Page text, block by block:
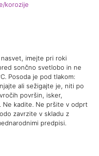
korozije
imejte pri roki
sončno svetlobo in ne
Posoda je pod tlakom:
ali sežigajte je, niti po
površin, isker,
Ne kadite. Ne pršite v odprt
zavrzite v skladu z
predpisi.